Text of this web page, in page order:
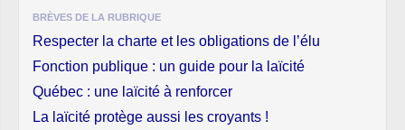
BRÈVES DE LA RUBRIQUE
Respecter la charte et les obligations de l’élu
Fonction publique : un guide pour la laïcité
Québec : une laïcité à renforcer
La laïcité protège aussi les croyants !